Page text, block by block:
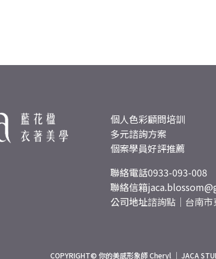
個人色彩顧問培訓
多元諮詢方案
個案學員好評推薦
聯絡電話0933-093-008
聯絡信箱
公司地址諮詢點｜台南
COPYRIGHT© 你的美感形象師 Cheryl ｜ JACA